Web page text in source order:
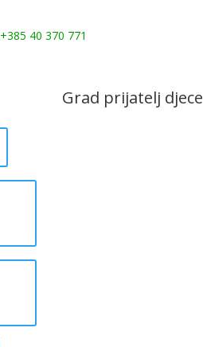
+385 40 370 771
Grad prijatelj djece